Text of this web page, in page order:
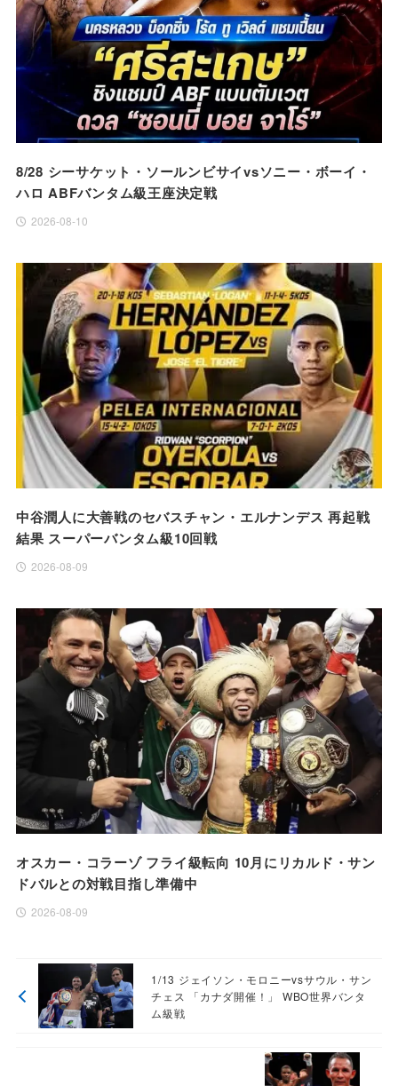
8/28 シーサケット・ソールンビサイvsソニー・ボーイ・
ハロ ABFバンタム級王座決定戦
2026-08-10
中谷潤人に大善戦のセバスチャン・エルナンデス 再起戦
結果 スーパーバンタム級10回戦
2026-08-09
オスカー・コラーゾ フライ級転向 10月にリカルド・サン
ドバルとの対戦目指し準備中
2026-08-09
1/13 ジェイソン・モロニーvsサウル・サン
チェス 「カナダ開催！」 WBO世界バンタ
ム級戦